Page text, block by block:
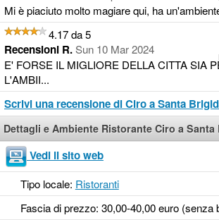
Mi è piaciuto molto magiare qui, ha
4.17 da 5
Recensioni R.Sun 10 Mar 2024
E' FORSE IL MIGLIORE DELLA CITTA SIA
L'AMBII...
Scrivi una recensione di Ciro a Santa
Dettagli e Ambiente Ristorante Ciro a Santa
Vedi il sito web
Tipo locale: Ristoranti
Fascia di prezzo: 30,00-40,00 euro (senza